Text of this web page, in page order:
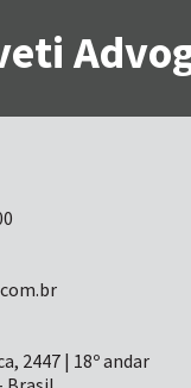
2447 | 18º andar